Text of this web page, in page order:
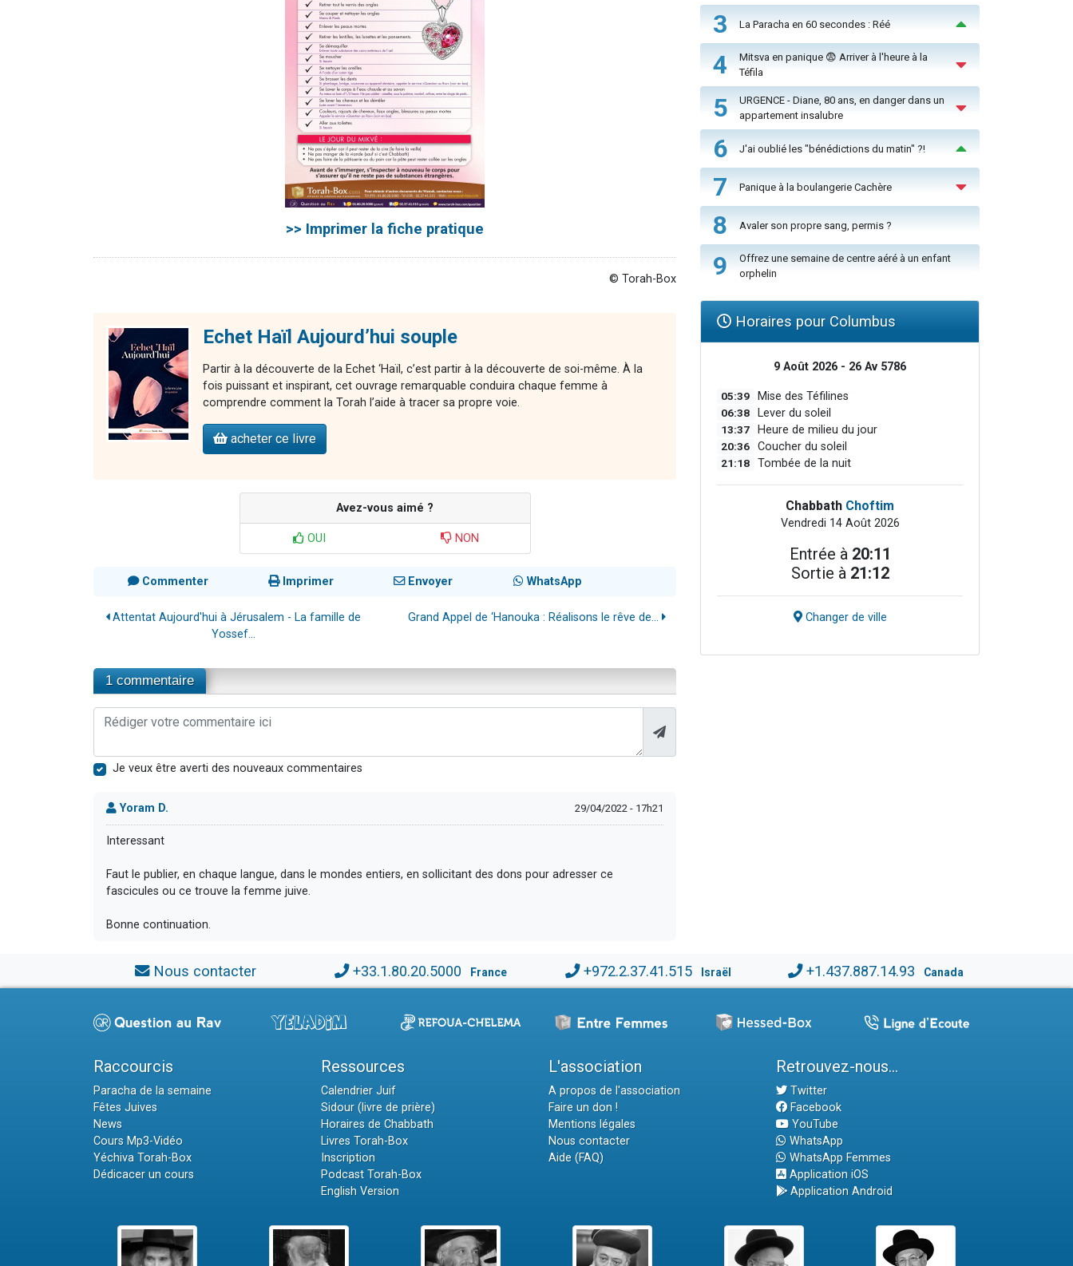
>> Imprimer la fiche pratique
© Torah-Box
Echet Haïl Aujourd’hui souple
Partir à la découverte de la Echet ‘Haïl, c’est partir à la découverte de soi-même. À la
fois puissant et inspirant, cet ouvrage remarquable conduira chaque femme à
comprendre comment la Torah l’aide à tracer sa propre voie.
acheter ce livre
Avez-vous aimé ?
OUI NON
Commenter Imprimer Envoyer WhatsApp
Attentat Aujourd'hui à Jérusalem - La famille de
Yossef...
Grand Appel de ‘Hanouka : Réalisons le rêve de...
1 commentaire
Je veux être averti des nouveaux commentaires
Yoram D. 29/04/2022 - 17h21
Interessant
Faut le publier, en chaque langue, dans le mondes entiers, en sollicitant des dons pour adresser ce
fascicules ou ce trouve la femme juive.
Bonne continuation.
3 La Paracha en 60 secondes : Réé
4
Mitsva en panique 😨 Arriver à l'heure à la
Téfila
5
URGENCE - Diane, 80 ans, en danger dans un
appartement insalubre
6 J'ai oublié les "bénédictions du matin" ?!
7 Panique à la boulangerie Cachère
8 Avaler son propre sang, permis ?
9
Offrez une semaine de centre aéré à un enfant
orphelin
Horaires pour Columbus
9 Août 2026 - 26 Av 5786
05:39 Mise des Téfilines
06:38 Lever du soleil
13:37 Heure de milieu du jour
20:36 Coucher du soleil
21:18 Tombée de la nuit
Chabbath Choftim
Vendredi 14 Août 2026
Entrée à 20:11
Sortie à 21:12
Changer de ville
Nous contacter +33.1.80.20.5000 France +972.2.37.41.515 Israël +1.437.887.14.93 Canada
Raccourcis
Paracha de la semaine
Fêtes Juives
News
Cours Mp3-Vidéo
Yéchiva Torah-Box
Dédicacer un cours
Ressources
Calendrier Juif
Sidour (livre de prière)
Horaires de Chabbath
Livres Torah-Box
Inscription
Podcast Torah-Box
English Version
L'association
A propos de l'association
Faire un don !
Mentions légales
Nous contacter
Aide (FAQ)
Retrouvez-nous...
Twitter
Facebook
YouTube
WhatsApp
WhatsApp Femmes
Application iOS
Application Android